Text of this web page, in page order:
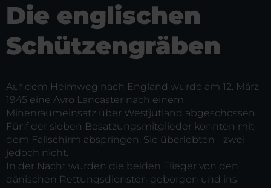
Die englischen
Schützengräben
Auf dem Heimweg nach England wurde am 12. März
1945 eine Avro Lancaster nach einem
Minenräumeinsatz über Westjütland abgeschossen.
Fünf der sieben Besatzungsmitglieder konnten mit
dem Fallschirm abspringen. Sie überlebten - zwei
jedoch nicht.
In der Nacht wurden die beiden Flieger von den
dänischen Rettungsdiensten geborgen und ins